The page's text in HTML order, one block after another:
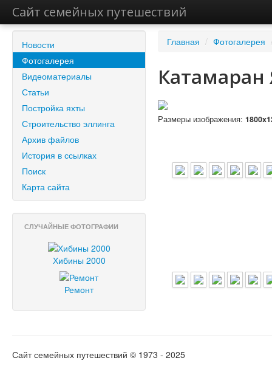
Сайт семейных путешествий
Новости
Фотогалерея
Видеоматериалы
Статьи
Постройка яхты
Строительство эллинга
Архив файлов
История в ссылках
Поиск
Карта сайта
СЛУЧАЙНЫЕ ФОТОГРАФИИ
Хибины 2000
Ремонт
Главная / Фотогалерея
Катамаран
Размеры изображения:
Сайт семейных путешествий © 1973 - 2025